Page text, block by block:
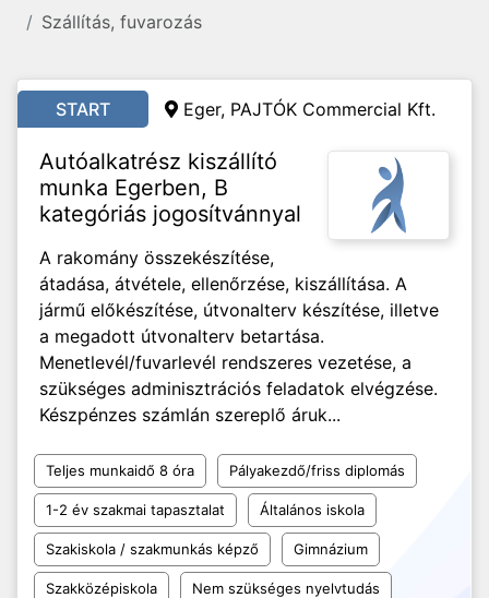
Szállítás, fuvarozás
START Eger, PAJTÓK Commercial Kft.
Autóalkatrész kiszállító
munka Egerben, B
kategóriás jogosítvánnyal
A rakomány összekészítése,
átadása, átvétele, ellenőrzése, kiszállítása. A
jármű előkészítése, útvonalterv készítése, illetve
a megadott útvonalterv betartása.
Menetlevél/fuvarlevél rendszeres vezetése, a
szükséges adminisztrációs feladatok elvégzése.
Készpénzes számlán szereplő áruk...
Teljes munkaidő 8 óra Pályakezdő/friss diplomás
1-2 év szakmai tapasztalat Általános iskola
Szakiskola / szakmunkás képző Gimnázium
Szakközépiskola Nem szükséges nyelvtudás